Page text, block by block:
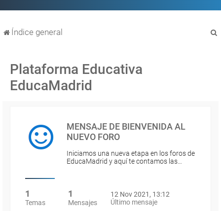
Índice general
Plataforma Educativa
EducaMadrid
MENSAJE DE BIENVENIDA AL
NUEVO FORO
Iniciamos una nueva etapa en los foros de
EducaMadrid y aquí te contamos las…
1
Temas
1
Mensajes
12 Nov 2021, 13:12
Último mensaje